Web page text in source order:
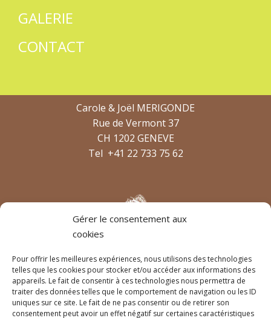
Gérer le consentement aux
cookies
Pour offrir les meilleures expériences, nous utilisons des technologies
telles que les cookies pour stocker et/ou accéder aux informations des
appareils. Le fait de consentir à ces technologies nous permettra de
traiter des données telles que le comportement de navigation ou les ID
uniques sur ce site. Le fait de ne pas consentir ou de retirer son
consentement peut avoir un effet négatif sur certaines caractéristiques
GALERIE
CONTACT
Carole & Joël MERIGONDE
Rue de Vermont 37
CH 1202 GENEVE
Tel +41 22 733 75 62
Horaires
Du lundi au vendredi